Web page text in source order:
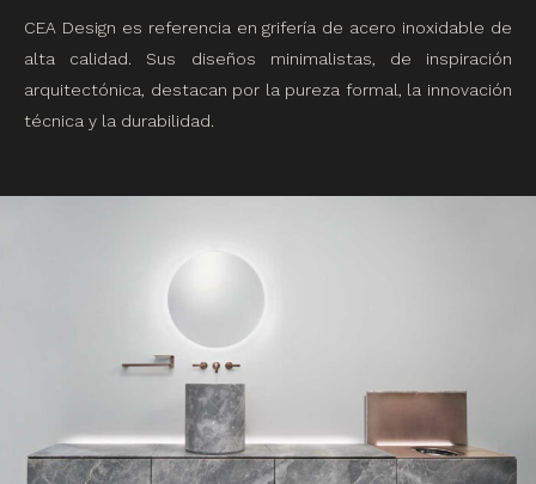
CEA Design es referencia en grifería de acero inoxidable de
alta calidad. Sus diseños minimalistas, de inspiración
arquitectónica, destacan por la pureza formal, la innovación
técnica y la durabilidad.